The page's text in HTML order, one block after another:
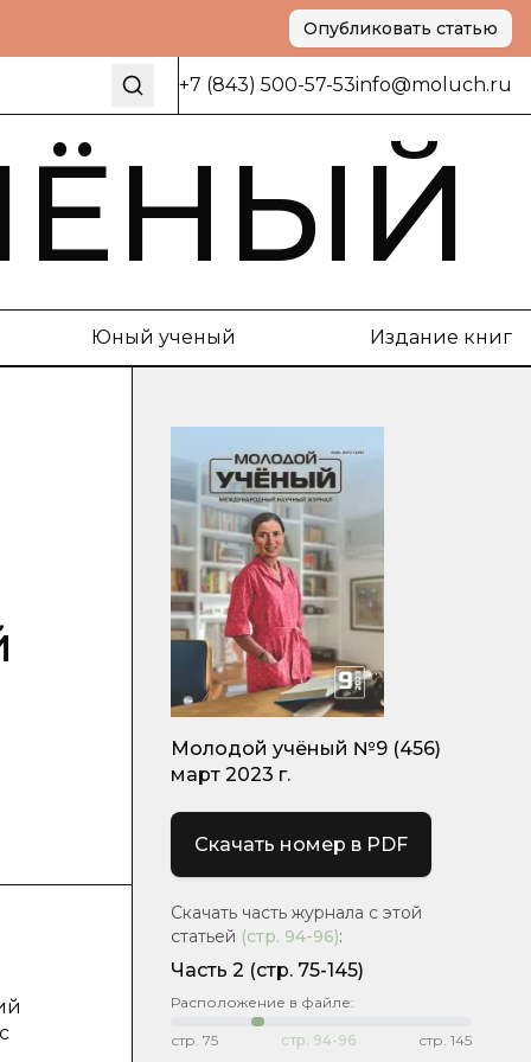
Опубликовать статью
+7 (843) 500-57-53info@moluch.ru
Юный ученый Издание книг
Молодой учёный №9 (456)
март 2023 г.
Скачать номер в PDF
Скачать часть журнала с этой
статьей (стр. 94-96):
Часть 2 (стр. 75-145)
Расположение в файле:
стр. 75 стр. 94-96 стр. 145